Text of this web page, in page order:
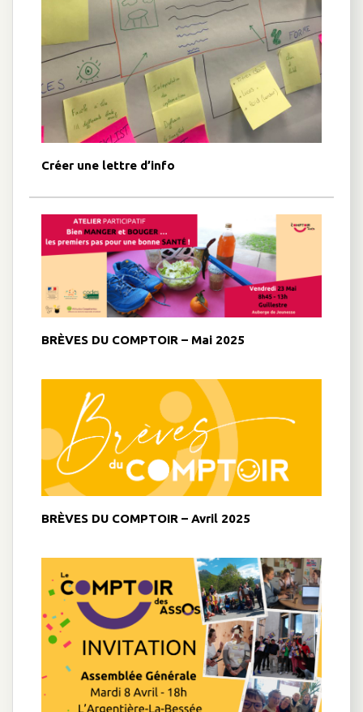
Créer une lettre d’info
BRÈVES DU COMPTOIR – Mai 2025
BRÈVES DU COMPTOIR – Avril 2025